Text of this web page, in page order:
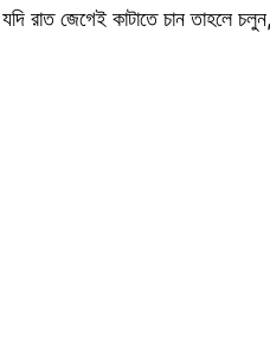
জেগেই কাটাতে চান তাহলে